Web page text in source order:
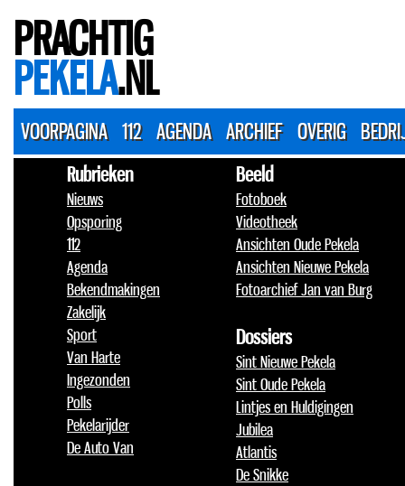
PRACHTIG
PEKELA.NL
VOORPAGINA 112 AGENDA ARCHIEF OVERIG
Rubrieken
Nieuws
Opsporing
112
Agenda
Bekendmakingen
Zakelijk
Sport
Van Harte
Ingezonden
Polls
Pekelarijder
De Auto Van
Beeld
Fotoboek
Videotheek
Ansichten Oude Pekela
Ansichten Nieuwe Pekela
Fotoarchief Jan van Burg
Dossiers
Sint Nieuwe Pekela
Sint Oude Pekela
Lintjes en Huldigingen
Jubilea
Atlantis
De Snikke